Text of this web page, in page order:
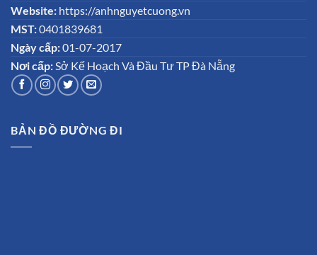
Website: https://anhnguyetcuong.vn
MST:0401839681
Ngày cấp:01-07-2017
Nơi cấp:Sở Kế Hoạch Và Đầu Tư TP Đà Nẵng
BẢN ĐỒ ĐƯỜNG ĐI